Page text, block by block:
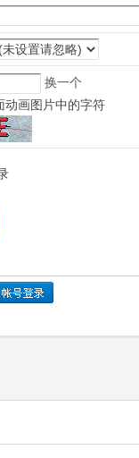
换一个
动画图片中的字符